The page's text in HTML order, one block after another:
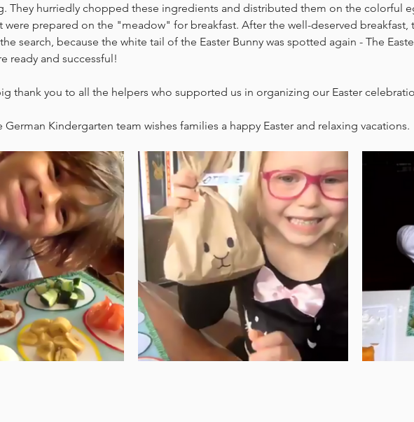
They hurriedly chopped these ingredients and distributed them on the colorful
were prepared on the "meadow" for breakfast. After the well-deserved breakfast,
search, because the white tail of the Easter Bunny was spotted again - The
ready and successful!
thank you to all the helpers who supported us in organizing our Easter
German Kindergarten team wishes families a happy Easter and relaxing vacations.